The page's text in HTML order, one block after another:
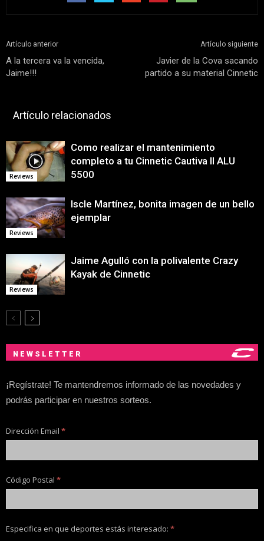
Artículo anterior
A la tercera va la vencida,
Jaime!!!
Artículo siguiente
Javier de la Cova sacando
partido a su material Cinnetic
Artículo relacionados
Reviews
Como realizar el mantenimiento
completo a tu Cinnetic Cautiva II ALU
5500
Reviews
Iscle Martínez, bonita imagen de un bello
ejemplar
Reviews
Jaime Agulló con la polivalente Crazy
Kayak de Cinnetic
NEWSLETTER
¡Regístrate! Te mantendremos informado de las novedades y
podrás participar en nuestros sorteos.
Dirección Email *
Código Postal *
Especifica en que deportes estás interesado: *